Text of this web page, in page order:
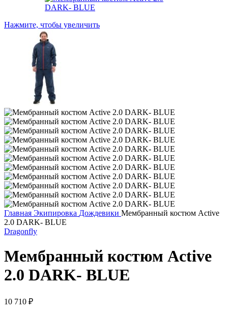
Нажмите, чтобы увеличить
Главная Экипировка Дождевики Мембранный костюм Active
2.0 DARK- BLUE
Dragonfly
Мембранный костюм Active
2.0 DARK- BLUE
10 710 ₽